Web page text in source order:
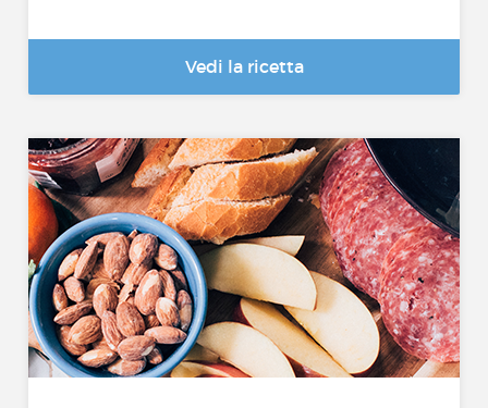
Vedi la ricetta